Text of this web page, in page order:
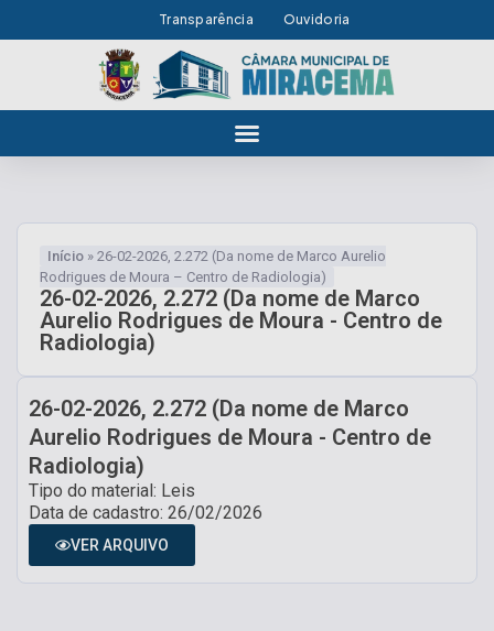
Transparência Ouvidoria
Início » 26-02-2026, 2.272 (Da nome de Marco Aurelio
Rodrigues de Moura – Centro de Radiologia)
26-02-2026, 2.272 (Da nome de Marco
Aurelio Rodrigues de Moura - Centro de
Radiologia)
26-02-2026, 2.272 (Da nome de Marco
Aurelio Rodrigues de Moura - Centro de
Radiologia)
Tipo do material: Leis
Data de cadastro: 26/02/2026
VER ARQUIVO